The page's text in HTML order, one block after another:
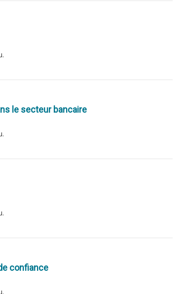
le secteur bancaire
confiance